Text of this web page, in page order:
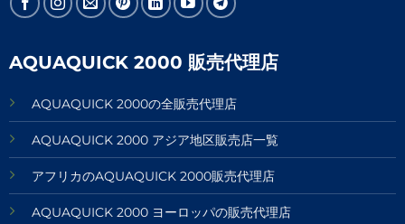
AQUAQUICK 2000 販売代理店
AQUAQUICK 2000の全販売代理店
AQUAQUICK 2000 アジア地区販売店一覧
アフリカのAQUAQUICK 2000販売代理店
AQUAQUICK 2000 ヨーロッパの販売代理店